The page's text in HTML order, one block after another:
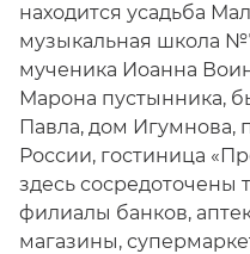
находится усадьба
музыкальная школа
мученика Иоанна
Марона пустынника,
Павла, дом Игумнова,
России, гостиница
здесь сосредоточены
филиалы банков,
магазины,